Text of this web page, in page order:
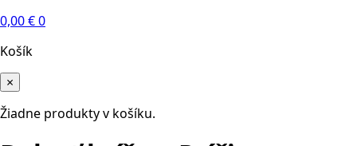
0,00€0
Košík
×
Žiadne produkty v košíku.